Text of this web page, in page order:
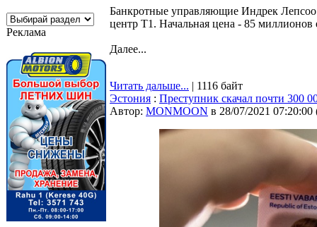
Реклама
Банкротные управляющие Индрек
центр T1. Начальная цена - 85 миллионов
Далее...
Читать дальше... | 1116 байт
Эстония : Преступник скачал почти 300
Автор: MONMOON в 28/07/2021 07:20:00